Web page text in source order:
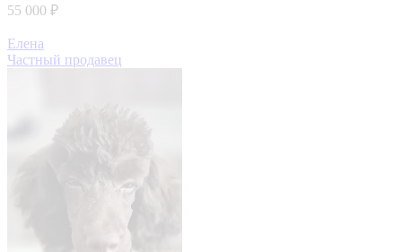
55 000 ₽
Елена
Частный продавец